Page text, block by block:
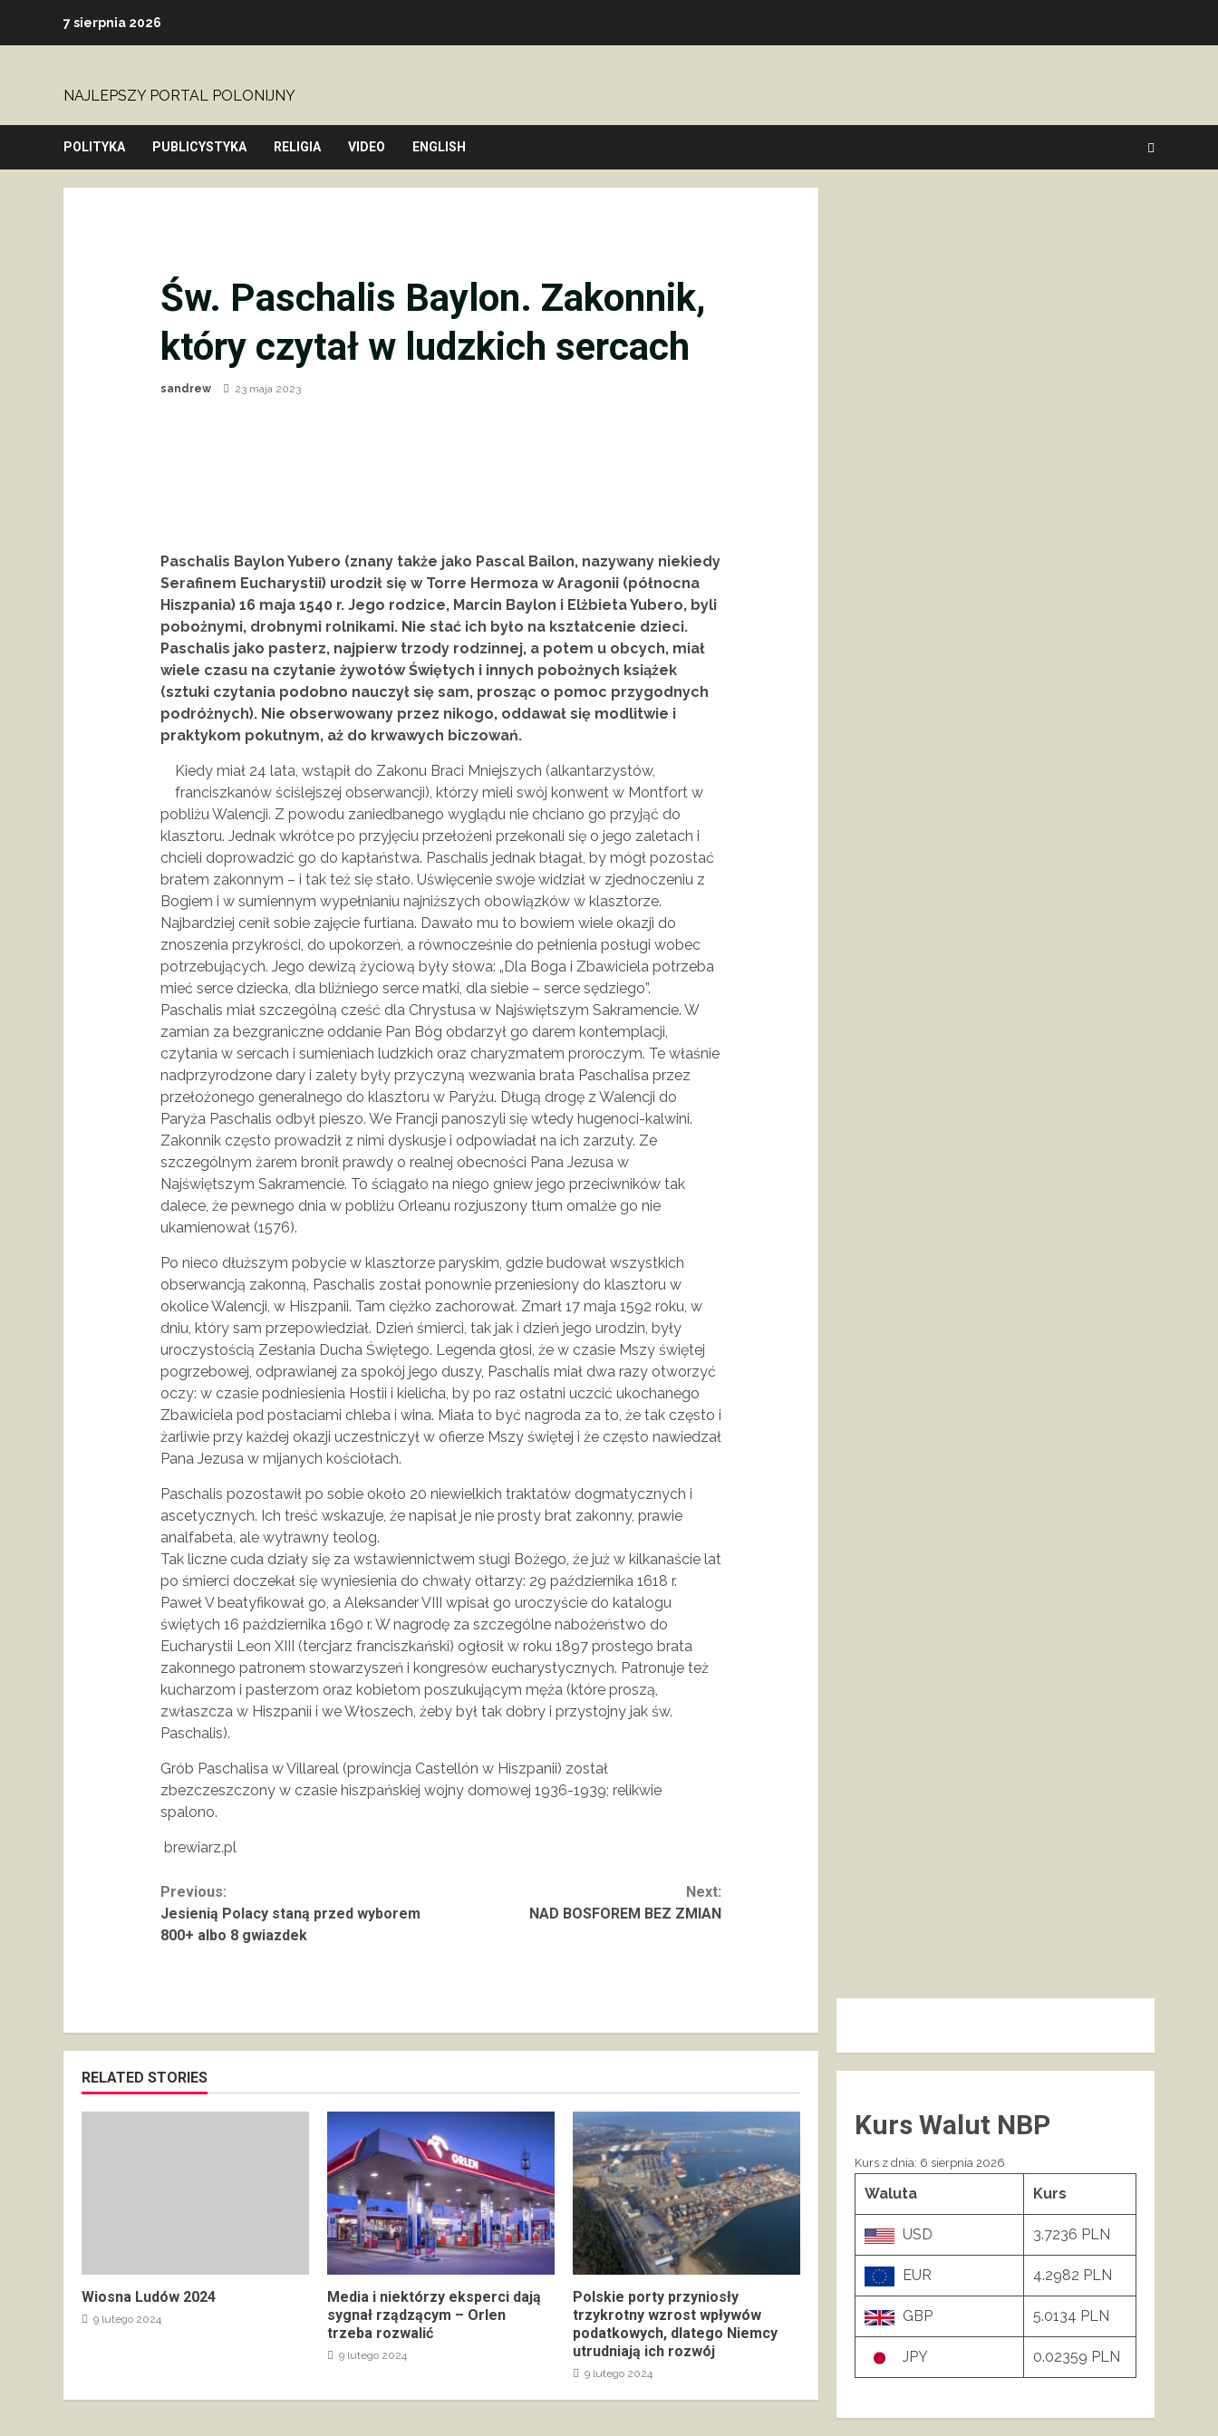
7 sierpnia 2026
NAJLEPSZY PORTAL POLONIJNY
POLITYKA PUBLICYSTYKA RELIGIA VIDEO ENGLISH
Św. Paschalis Baylon. Zakonnik,
który czytał w ludzkich sercach
sandrew 23 maja 2023
Paschalis Baylon Yubero (znany także jako Pascal Bailon, nazywany niekiedy
Serafinem Eucharystii) urodził się w Torre Hermoza w Aragonii (północna
Hiszpania) 16 maja 1540 r. Jego rodzice, Marcin Baylon i Elżbieta Yubero, byli
pobożnymi, drobnymi rolnikami. Nie stać ich było na kształcenie dzieci.
Paschalis jako pasterz, najpierw trzody rodzinnej, a potem u obcych, miał
wiele czasu na czytanie żywotów Świętych i innych pobożnych książek
(sztuki czytania podobno nauczył się sam, prosząc o pomoc przygodnych
podróżnych). Nie obserwowany przez nikogo, oddawał się modlitwie i
praktykom pokutnym, aż do krwawych biczowań.
Kiedy miał 24 lata, wstąpił do Zakonu Braci Mniejszych (alkantarzystów,
franciszkanów ściślejszej obserwancji), którzy mieli swój konwent w Montfort w
pobliżu Walencji. Z powodu zaniedbanego wyglądu nie chciano go przyjąć do
klasztoru. Jednak wkrótce po przyjęciu przełożeni przekonali się o jego zaletach i
chcieli doprowadzić go do kapłaństwa. Paschalis jednak błagał, by mógł pozostać
bratem zakonnym – i tak też się stało. Uświęcenie swoje widział w zjednoczeniu z
Bogiem i w sumiennym wypełnianiu najniższych obowiązków w klasztorze.
Najbardziej cenił sobie zajęcie furtiana. Dawało mu to bowiem wiele okazji do
znoszenia przykrości, do upokorzeń, a równocześnie do pełnienia posługi wobec
potrzebujących. Jego dewizą życiową były słowa: „Dla Boga i Zbawiciela potrzeba
mieć serce dziecka, dla bliźniego serce matki, dla siebie – serce sędziego”.
Paschalis miał szczególną cześć dla Chrystusa w Najświętszym Sakramencie. W
zamian za bezgraniczne oddanie Pan Bóg obdarzył go darem kontemplacji,
czytania w sercach i sumieniach ludzkich oraz charyzmatem proroczym. Te właśnie
nadprzyrodzone dary i zalety były przyczyną wezwania brata Paschalisa przez
przełożonego generalnego do klasztoru w Paryżu. Długą drogę z Walencji do
Paryża Paschalis odbył pieszo. We Francji panoszyli się wtedy hugenoci-kalwini.
Zakonnik często prowadził z nimi dyskusje i odpowiadał na ich zarzuty. Ze
szczególnym żarem bronił prawdy o realnej obecności Pana Jezusa w
Najświętszym Sakramencie. To ściągało na niego gniew jego przeciwników tak
dalece, że pewnego dnia w pobliżu Orleanu rozjuszony tłum omalże go nie
ukamienował (1576).
Po nieco dłuższym pobycie w klasztorze paryskim, gdzie budował wszystkich
obserwancją zakonną, Paschalis został ponownie przeniesiony do klasztoru w
okolice Walencji, w Hiszpanii. Tam ciężko zachorował. Zmarł 17 maja 1592 roku, w
dniu, który sam przepowiedział. Dzień śmierci, tak jak i dzień jego urodzin, były
uroczystością Zesłania Ducha Świętego. Legenda głosi, że w czasie Mszy świętej
pogrzebowej, odprawianej za spokój jego duszy, Paschalis miał dwa razy otworzyć
oczy: w czasie podniesienia Hostii i kielicha, by po raz ostatni uczcić ukochanego
Zbawiciela pod postaciami chleba i wina. Miała to być nagroda za to, że tak często i
żarliwie przy każdej okazji uczestniczył w ofierze Mszy świętej i że często nawiedzał
Pana Jezusa w mijanych kościołach.
Paschalis pozostawił po sobie około 20 niewielkich traktatów dogmatycznych i
ascetycznych. Ich treść wskazuje, że napisał je nie prosty brat zakonny, prawie
analfabeta, ale wytrawny teolog.
Tak liczne cuda działy się za wstawiennictwem sługi Bożego, że już w kilkanaście lat
po śmierci doczekał się wyniesienia do chwały ołtarzy: 29 października 1618 r.
Paweł V beatyfikował go, a Aleksander VIII wpisał go uroczyście do katalogu
świętych 16 października 1690 r. W nagrodę za szczególne nabożeństwo do
Eucharystii Leon XIII (tercjarz franciszkański) ogłosił w roku 1897 prostego brata
zakonnego patronem stowarzyszeń i kongresów eucharystycznych. Patronuje też
kucharzom i pasterzom oraz kobietom poszukującym męża (które proszą,
zwłaszcza w Hiszpanii i we Włoszech, żeby był tak dobry i przystojny jak św.
Paschalis).
Grób Paschalisa w Villareal (prowincja Castellón w Hiszpanii) został
zbezczeszczony w czasie hiszpańskiej wojny domowej 1936-1939; relikwie
spalono.
brewiarz.pl
Continue
Reading
Previous:
Jesienią Polacy staną przed wyborem
800+ albo 8 gwiazdek
Next:
NAD BOSFOREM BEZ ZMIAN
RELATED STORIES
Wiosna Ludów 2024
9 lutego 2024
Media i niektórzy eksperci dają
sygnał rządzącym – Orlen
trzeba rozwalić
9 lutego 2024
Polskie porty przyniosły
trzykrotny wzrost wpływów
podatkowych, dlatego Niemcy
utrudniają ich rozwój
9 lutego 2024
Kurs Walut NBP
Kurs z dnia: 6 sierpnia 2026
Waluta Kurs
USD 3.7236 PLN
EUR 4.2982 PLN
GBP 5.0134 PLN
JPY 0.02359 PLN